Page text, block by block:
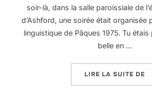
soir-là, dans la salle paroissiale de
d’Ashford, une soirée était organisée
linguistique de Pâques 1975. Tu
belle en …
LIRE LA SUITE DE